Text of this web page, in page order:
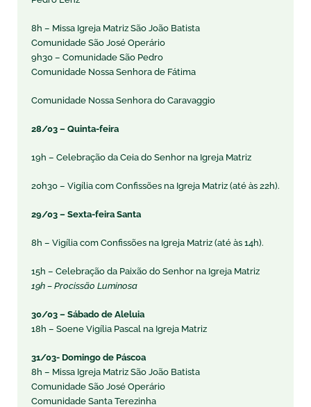
8h – Missa Igreja Matriz São João Batista
Comunidade São José Operário
9h30 – Comunidade São Pedro
Comunidade Nossa Senhora de Fátima
Comunidade Nossa Senhora do Caravaggio
28/03 – Quinta-feira
19h – Celebração da Ceia do Senhor na Igreja Matriz
20h30 – Vigília com Confissões na Igreja Matriz (até às 22h).
29/03 – Sexta-feira Santa
8h – Vigília com Confissões na Igreja Matriz (até às 14h).
15h – Celebração da Paixão do Senhor na Igreja Matriz
19h – Procissão Luminosa
30/03 – Sábado de Aleluia
18h – Soene Vigília Pascal na Igreja Matriz
31/03- Domingo de Páscoa
8h – Missa Igreja Matriz São João Batista
Comunidade São José Operário
Comunidade Santa Terezinha